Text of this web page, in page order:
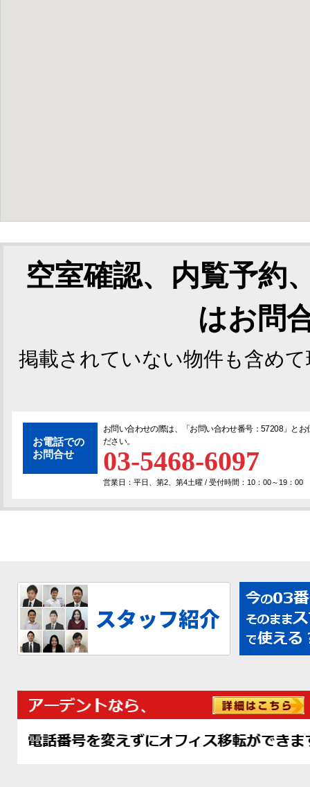
空室確認、内覧予約
はお問
掲載されていない物件も含め
お電話での
お問合せ
お問い合わせの際は、「 お問い合わせ番号：57208」とお
ださい。
03-5468-6097
営業日：平日、第2、第4土曜 / 受付時間：10：00～19：00